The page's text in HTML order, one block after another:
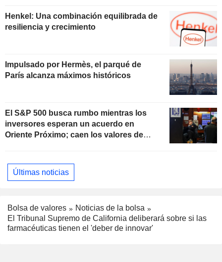
Henkel: Una combinación equilibrada de
resiliencia y crecimiento
Impulsado por Hermès, el parqué de
París alcanza máximos históricos
El S&P 500 busca rumbo mientras los
inversores esperan un acuerdo en
Oriente Próximo; caen los valores de
Últimas noticias
Bolsa de valores
Noticias de la bolsa
El Tribunal Supremo de California deliberará sobre si las
farmacéuticas tienen el 'deber de innovar'